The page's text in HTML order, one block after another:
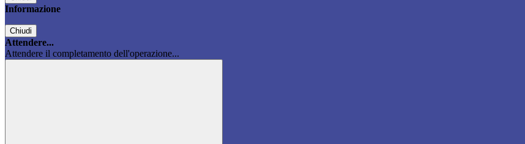
Informazione
Chiudi
Attendere...
Attendere il completamento dell'operazione...